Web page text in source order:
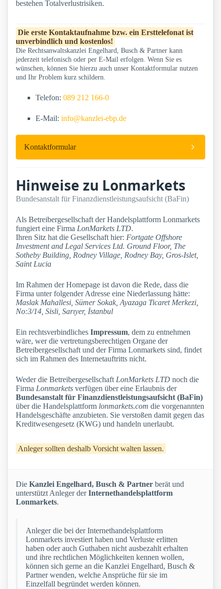
bestehen Totalverlustrisiken.
Die erste Kontaktaufnahme bzw. ein Ersttelefonat ist
unverbindlich und kostenlos!
Die Rechtsanwaltskanzlei Engelhard, Busch & Partner kann
jederzeit telefonisch oder per E-Mail erfolgen. Wenn Sie es
wünschen, können Sie hierzu auch unser Kontaktformular nutzen
und Ihr Problem kurz schildern.
Telefon: 089 212 166-0
E-Mail: info@kanzlei-ebp.de
Kontaktformular
Hinweise zu Lonmarkets
Bundesanstalt für Finanzdienstleistungsaufsicht (BaFin)
Als Betreibergesellschaft der Handelsplattform Lonmarkets
fungiert eine Firma LonMarkets LTD.
Ihren Sitz hat die Gesellschaft hier: Fortgate Offshore
Investment and Legal Services Ltd. Ground Floor, The
Sotheby Building, Rodney Village, Rodney Bay, Gros-Islet,
Saint Lucia
Im Rahmen der Homepage ist davon die Rede, dass die
Firma unter folgender Adresse eine Niederlassung hätte:
Maslak Mahallesi, Sümer Sokak, Ayazaga Ticaret Merkezi,
No:3/14, Sisli, Sarıyer, İstanbul
Ein rechtsverbindliches Impressum, dem zu entnehmen
wäre, wer die vertretungsberechtigen Organe der
Betreibergesellschaft und der Firma Lonmarkets sind, findet
sich im Rahmen des Internetauftritts nicht.
Weder die Betreibergesellschaft LonMarkets LTD noch die
Firma Lonmarkets verfügen über eine Erlaubnis der
Bundesanstalt für Finanzdienstleistungsaufsicht (BaFin)
über die Handelsplattform lonmarkets.com die vorgenannten
Handelsgeschäfte anzubieten. Sie verstoßen damit gegen das
Kreditwesengesetz (KWG) und handeln unerlaubt.
Anleger sollten deshalb Vorsicht walten lassen.
Die Kanzlei Engelhard, Busch & Partner berät und
unterstützt Anleger derInternethandelsplattform
Lonmarkets.
Anleger die bei der Internethandelsplattform
Lonmarkets investiert haben und Verluste erlitten
haben oder auch Guthaben nicht ausbezahlt erhalten
und ihre rechtlichen Möglichkeiten kennen wollen,
können sich gerne an die Kanzlei Engelhard, Busch &
Partner wenden, welche Ansprüche für sie im
Einzelfall begründet werden können.